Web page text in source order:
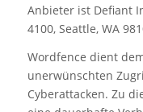
Anbieter ist Defiant
4100, Seattle, WA
Wordfence dient
unerwünschten
Cyberattacken. Zu